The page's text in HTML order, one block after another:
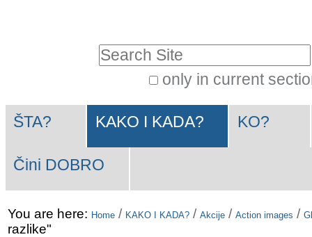
Skip
to
navigation
only in current
Search…
Navigation
ŠTA? KAKO I KADA? KO?
Čini DOBRO
You are here: Home / KAKO I KADA? / Akcije / Action images /
razlike"